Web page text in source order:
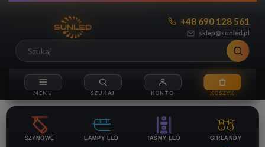
sklep@sunled.pl
+48 690 128 561
SZYNOWE LAMPY LED TAŚMY LED GIRLANDY